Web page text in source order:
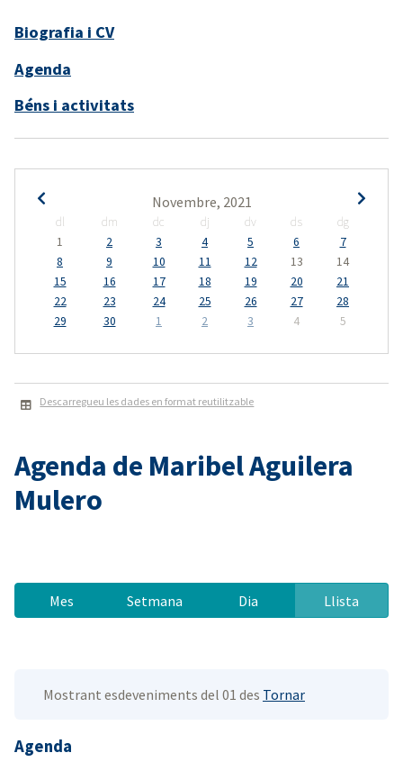
Biografia i CV
Agenda
Béns i activitats
Novembre, 2021
dl dm dc dj dv ds
dg
1
2 3 4 5 6
7
8
9 10 11 12 13
14
15
16 17 18 19 20
21
22
23 24 25 26 27
28
29
30 1 2 3 4 5
Descarregueu les dades en format reutilitzable
Agenda de Maribel Aguilera
Mulero
Mes Setmana Dia Llista
Mostrant esdeveniments del 01 des Tornar
Agenda